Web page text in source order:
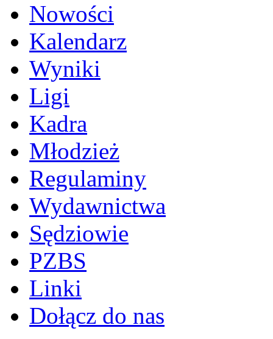
Nowości
Kalendarz
Wyniki
Ligi
Kadra
Młodzież
Regulaminy
Wydawnictwa
Sędziowie
PZBS
Linki
Dołącz do nas